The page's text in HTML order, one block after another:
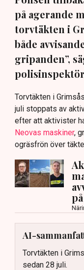
på agerande
torvtäkten i
både
gripanden”,
Torvtäkten i
juli stoppats av
efter att aktivister
Neovas maskiner,
ogräsfrön över
AI-
Torvtäkten i
sedan 28 juli.